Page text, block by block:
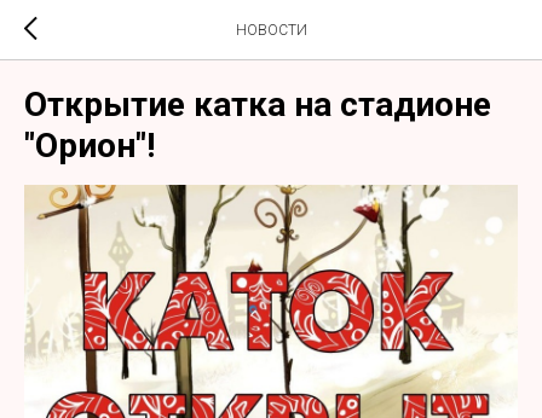
НОВОСТИ
Открытие катка на стадионе
"Орион"!